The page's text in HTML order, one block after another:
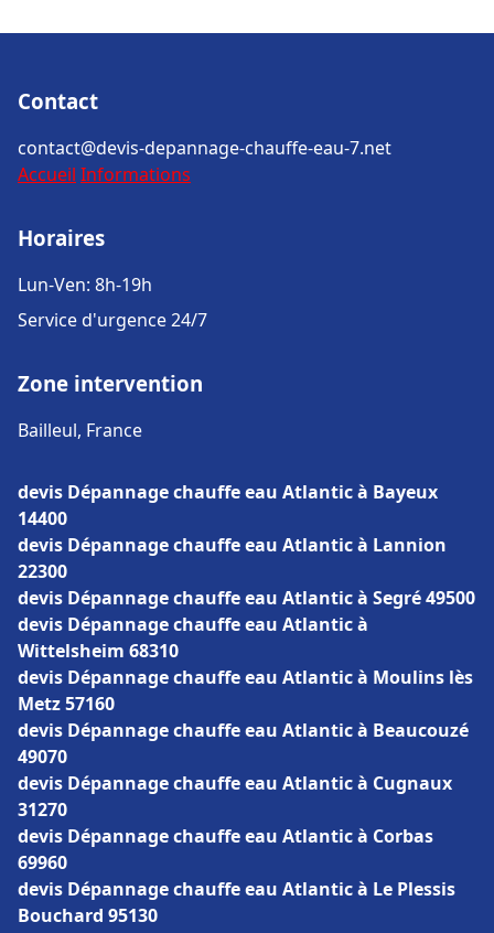
Contact
contact@devis-depannage-chauffe-eau-7.net
Accueil Informations
Horaires
Lun-Ven: 8h-19h
Service d'urgence 24/7
Zone intervention
Bailleul, France
devis Dépannage chauffe eau Atlantic à Bayeux
14400
devis Dépannage chauffe eau Atlantic à Lannion
22300
devis Dépannage chauffe eau Atlantic à Segré 49500
devis Dépannage chauffe eau Atlantic à
Wittelsheim 68310
devis Dépannage chauffe eau Atlantic à Moulins lès
Metz 57160
devis Dépannage chauffe eau Atlantic à Beaucouzé
49070
devis Dépannage chauffe eau Atlantic à Cugnaux
31270
devis Dépannage chauffe eau Atlantic à Corbas
69960
devis Dépannage chauffe eau Atlantic à Le Plessis
Bouchard 95130